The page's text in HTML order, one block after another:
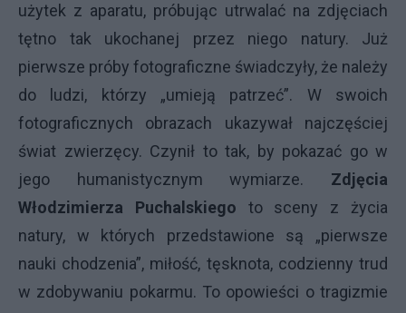
użytek z aparatu, próbując utrwalać na zdjęciach
tętno tak ukochanej przez niego natury. Już
pierwsze próby fotograficzne świadczyły, że należy
do ludzi, którzy „umieją patrzeć”. W swoich
fotograficznych obrazach ukazywał najczęściej
świat zwierzęcy. Czynił to tak, by pokazać go w
jego humanistycznym wymiarze. Zdjęcia
Włodzimierza Puchalskiego to sceny z życia
natury, w których przedstawione są „pierwsze
nauki chodzenia”, miłość, tęsknota, codzienny trud
w zdobywaniu pokarmu. To opowieści o tragizmie